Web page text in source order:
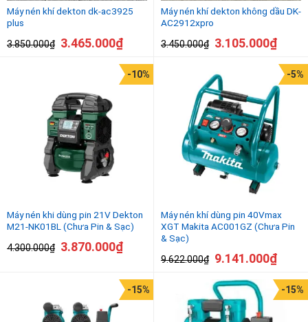
Máy nén khí dekton dk-ac3925
plus
3.850.000₫ 3.465.000₫
Máy nén khí dekton không dầu DK-
AC2912xpro
3.450.000₫ 3.105.000₫
Máy nén khi dùng pin 21V Dekton
M21-NK01BL (Chưa Pin & Sạc)
4.300.000₫
-10%
3.870.000₫
Máy nén khí dùng pin 40Vmax
XGT Makita AC001GZ (Chưa Pin
& Sạc)
9.622.000₫
-5%
9.141.000₫
-15% -15%